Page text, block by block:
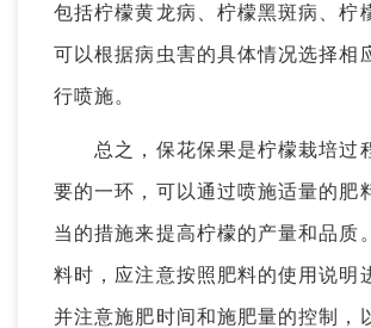
包括柠檬黄龙病、柠檬黑斑病、柠
可以根据病虫害的具体情况选择相
行喷施。
总之，保花保果是柠檬栽培过
要的一环，可以通过喷施适量的肥
当的措施来提高柠檬的产量和品质
料时，应注意按照肥料的使用说明
并注意施肥时间和施肥量的控制，